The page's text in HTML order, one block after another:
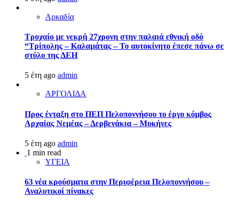
Αρκαδία
Τροχαίο με νεκρή 27χρονη στην παλαιά εθνική οδό
“Τρίπολης – Καλαμάτας – Το αυτοκίνητο έπεσε πάνω σε
στύλο της ΔΕΗ
5 έτη ago admin
ΑΡΓΟΛΙΔΑ
Προς ένταξη στο ΠΕΠ Πελοποννήσου το έργο κόμβος
Αρχαίας Νεμέας – Δερβενάκια – Μυκήνες
5 έτη ago admin
1 min read
ΥΓΕΙΑ
63 νέα κρούσματα στην Περιφέρεια Πελοποννήσου –
Αναλυτικοί πίνακες